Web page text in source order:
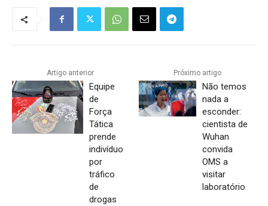
Artigo anterior
Equipe
de
Força
Tática
prende
indivíduo
por
tráfico
de
drogas
Próximo artigo
Não temos
nada a
esconder:
cientista de
Wuhan
convida
OMS a
visitar
laboratório